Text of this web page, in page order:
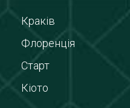
Краків
Флоренція
Старт
Кіото